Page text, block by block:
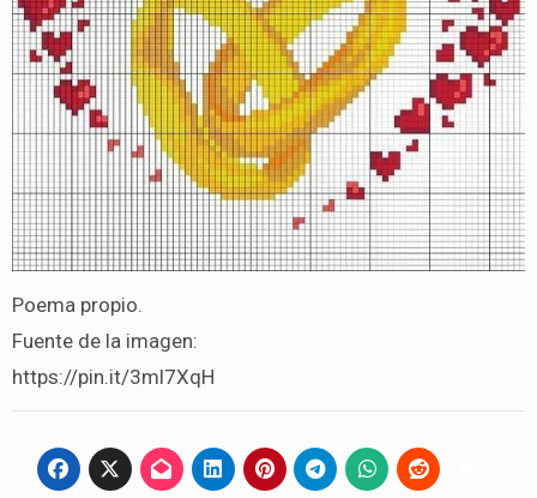
Poema propio.
Fuente de la imagen:
https://pin.it/3ml7XqH